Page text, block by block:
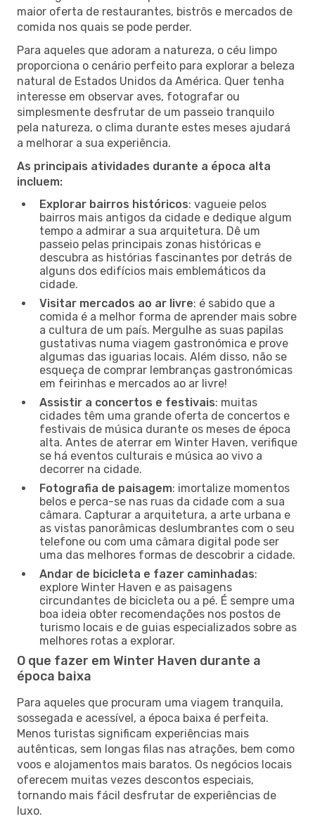
maior oferta de restaurantes, bistrôs e mercados de
comida nos quais se pode perder.
Para aqueles que adoram a natureza, o céu limpo
proporciona o cenário perfeito para explorar a beleza
natural de Estados Unidos da América. Quer tenha
interesse em observar aves, fotografar ou
simplesmente desfrutar de um passeio tranquilo
pela natureza, o clima durante estes meses ajudará
a melhorar a sua experiência.
As principais atividades durante a época alta
incluem:
Explorar bairros históricos: vagueie pelos
bairros mais antigos da cidade e dedique algum
tempo a admirar a sua arquitetura. Dê um
passeio pelas principais zonas históricas e
descubra as histórias fascinantes por detrás de
alguns dos edifícios mais emblemáticos da
cidade.
Visitar mercados ao ar livre: é sabido que a
comida é a melhor forma de aprender mais sobre
a cultura de um país. Mergulhe as suas papilas
gustativas numa viagem gastronómica e prove
algumas das iguarias locais. Além disso, não se
esqueça de comprar lembranças gastronómicas
em feirinhas e mercados ao ar livre!
Assistir a concertos e festivais: muitas
cidades têm uma grande oferta de concertos e
festivais de música durante os meses de época
alta. Antes de aterrar em Winter Haven, verifique
se há eventos culturais e música ao vivo a
decorrer na cidade.
Fotografia de paisagem: imortalize momentos
belos e perca-se nas ruas da cidade com a sua
câmara. Capturar a arquitetura, a arte urbana e
as vistas panorâmicas deslumbrantes com o seu
telefone ou com uma câmara digital pode ser
uma das melhores formas de descobrir a cidade.
Andar de bicicleta e fazer caminhadas:
explore Winter Haven e as paisagens
circundantes de bicicleta ou a pé. É sempre uma
boa ideia obter recomendações nos postos de
turismo locais e de guias especializados sobre as
melhores rotas a explorar.
O que fazer em Winter Haven durante a
época baixa
Para aqueles que procuram uma viagem tranquila,
sossegada e acessível, a época baixa é perfeita.
Menos turistas significam experiências mais
autênticas, sem longas filas nas atrações, bem como
voos e alojamentos mais baratos. Os negócios locais
oferecem muitas vezes descontos especiais,
tornando mais fácil desfrutar de experiências de
luxo.